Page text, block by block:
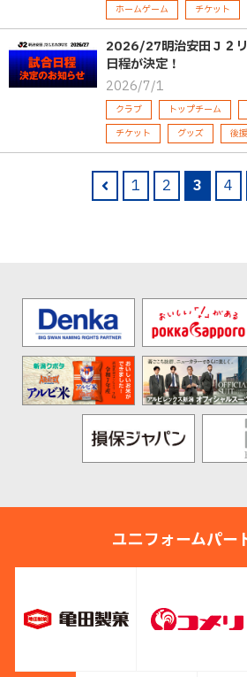
ホームゲーム チケット
2026/27明治安田Ｊ２
日程が決定！
2026/7/1
クラブ トップチーム
チケット
グッズ 後
1 2 3 4
ユニフォームパー